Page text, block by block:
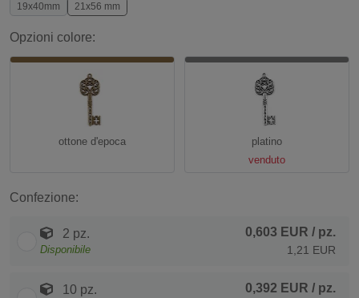
19x40mm 21x56 mm
Opzioni colore:
ottone d'epoca
platino
venduto
Confezione:
2 pz.
Disponibile
0,603 EUR / pz.
1,21 EUR
10 pz. 0,392 EUR / pz.